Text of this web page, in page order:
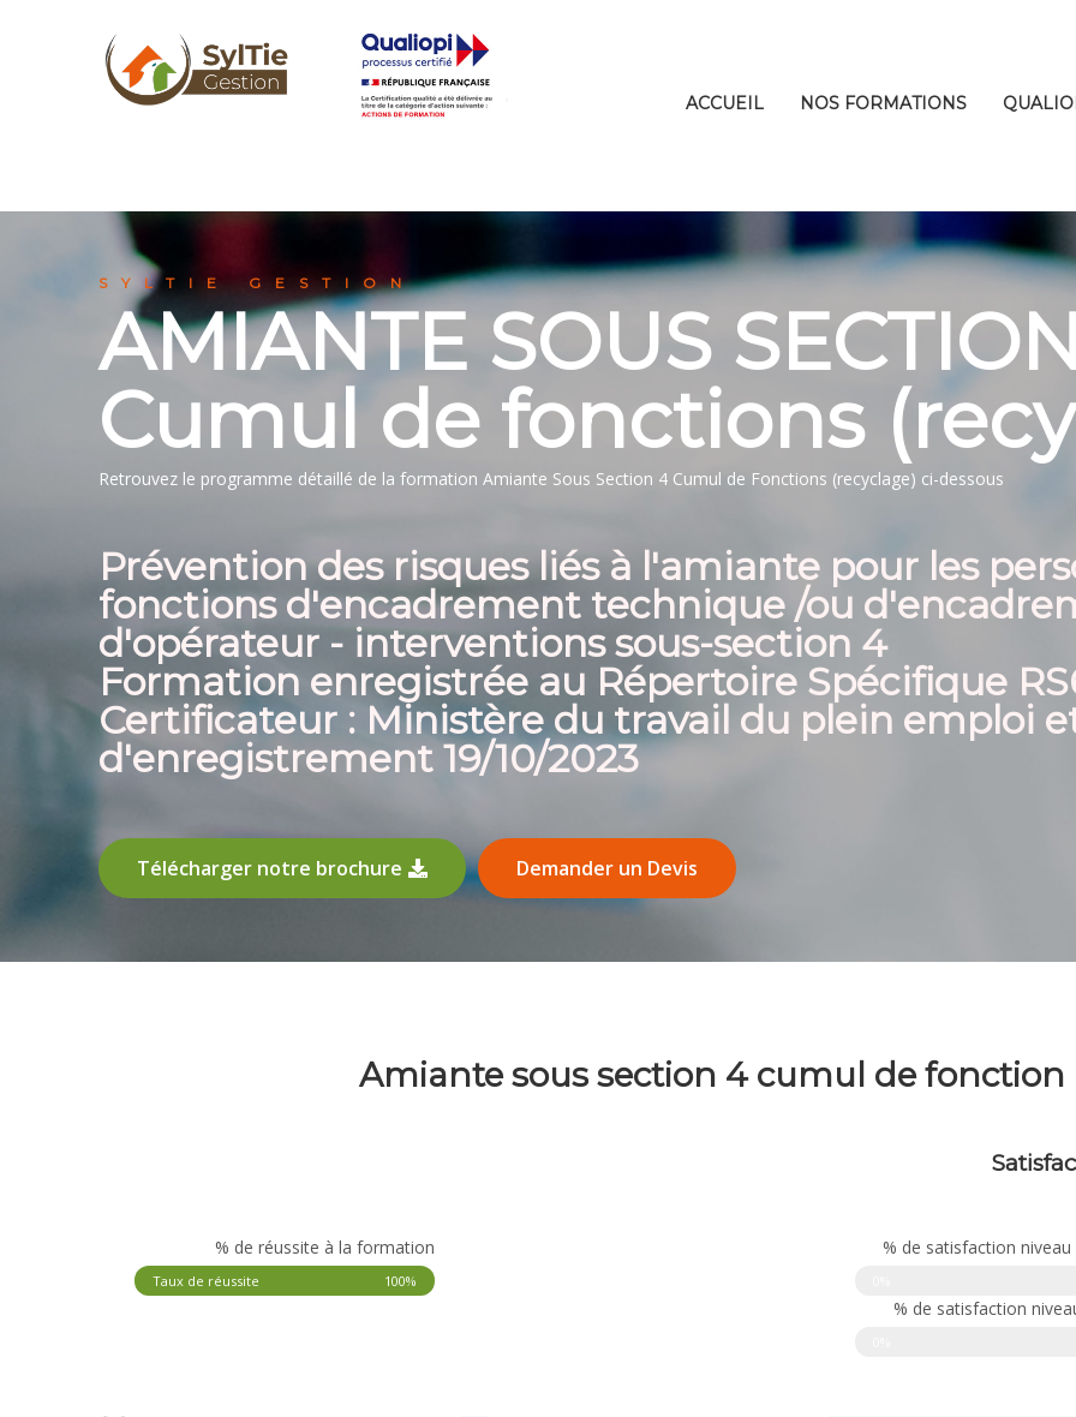
ACCUEIL NOS FORMATIONS
SYLTIE GESTION
AMIANTE SOUS
Cumul de fonctions
Retrouvez le programme détaillé de la formation Amiante Sous Section 4 Cumul de Fonctions (recyclage) ci-dessous
Prévention des risques liés à l'amiante pour les
fonctions d'encadrement technique /ou
d'opérateur - interventions sous-section 4
Formation enregistrée au Répertoire Spécifique
Certificateur : Ministère du travail du plein emploi
d'enregistrement 19/10/2023
Télécharger notre brochure Demander un Devis
Amiante sous section 4 cumul de fonction
% de réussite à la formation
Taux de réussite 100%
% de satisfaction
% de satisfaction